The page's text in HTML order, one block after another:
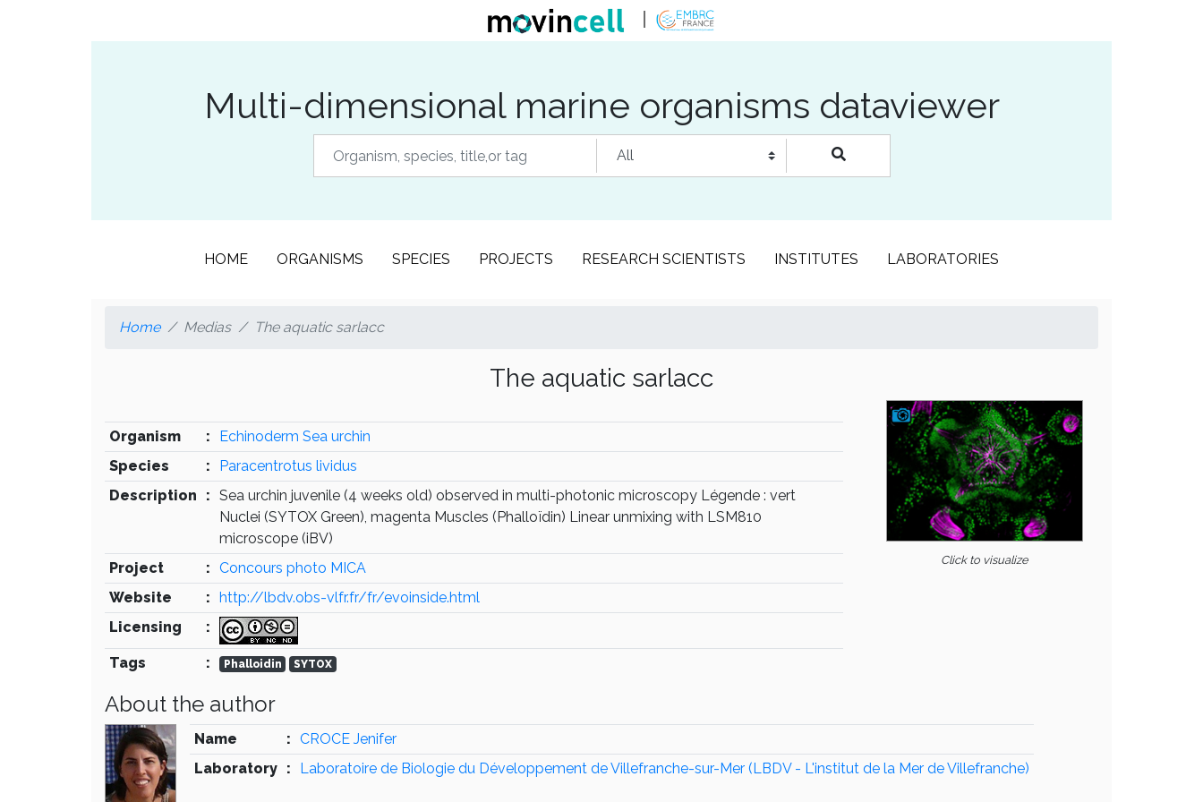
Multi-dimensional marine organisms dataviewer
HOME ORGANISMS SPECIES PROJECTS RESEARCH SCIENTISTS INSTITUTES LABORATORIES
Home Medias The aquatic sarlacc
The aquatic sarlacc
Organism :
Echinoderm Sea urchin
Species
:
Paracentrotus lividus
Description
: Sea urchin juvenile (4 weeks old) observed in multi-photonic microscopy Légende : vert
Nuclei (SYTOX Green), magenta Muscles (Phalloïdin) Linear unmixing with LSM810
microscope (iBV)
Project
: Concours photo MICA
Website
: http://lbdv.obs-vlfr.fr/fr/evoinside.html
Licensing
:
Tags : Phalloidin SYTOX
Click to visualize
About the author
Name : CROCE Jenifer
Laboratory : Laboratoire de Biologie du Développement de Villefranche-sur-Mer (LBDV - L'institut de la Mer de Villefranche)